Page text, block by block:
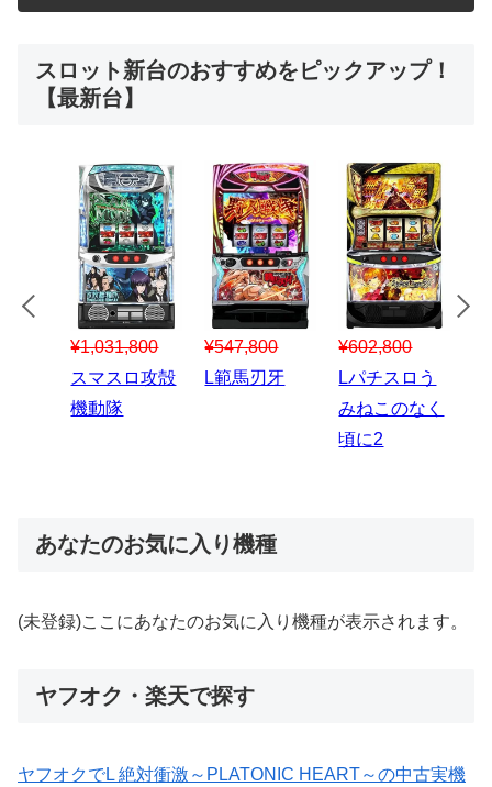
スロット新台のおすすめをピックアップ！
【最新台】
¥547,800
スマスロハナ
ビ
¥150,000
スマスロ秘宝
¥1,867,800
Lパチスロ 炎
炎ノ消防隊2
あなたのお気に入り機種
(未登録)ここにあなたのお気に入り機種が表示されます。
ヤフオク・楽天で探す
ヤフオクでL 絶対衝激～PLATONIC HEART～の中古実機